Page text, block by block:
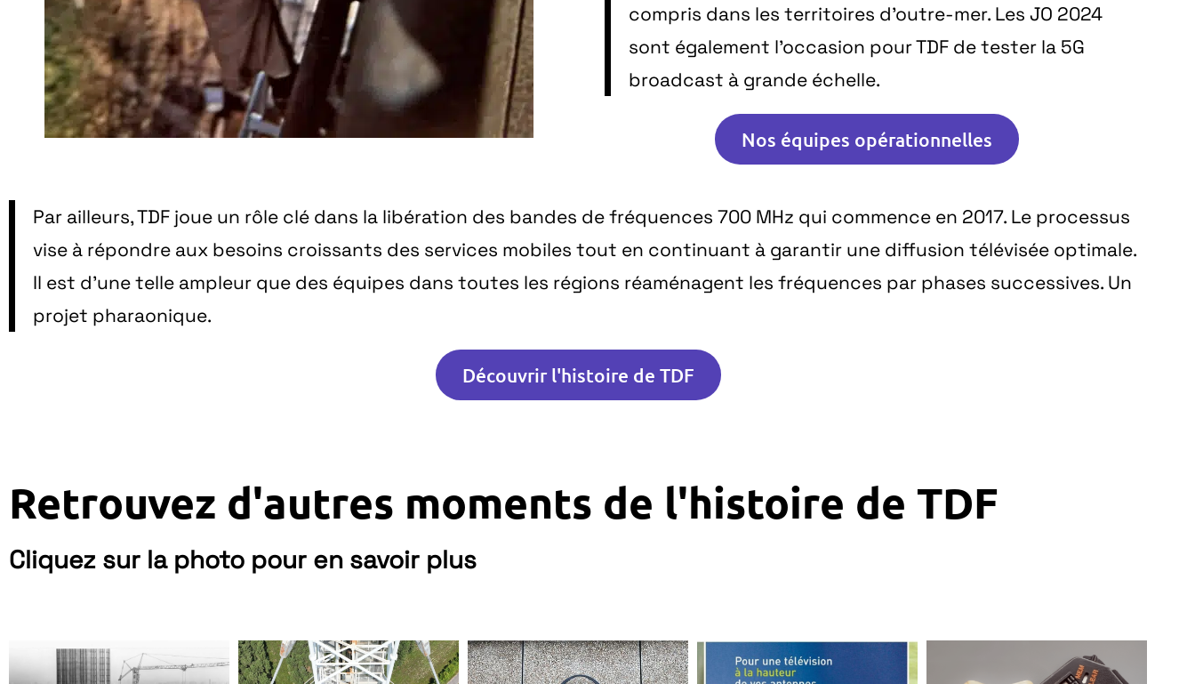
compris dans les territoires d’outre-mer. Les JO 2024
sont également l’occasion pour TDF de tester la 5G
broadcast à grande échelle.
Nos équipes opérationnelles
Par ailleurs, TDF joue un rôle clé dans la libération des bandes de fréquences 700 MHz qui commence en 2017. Le processus
vise à répondre aux besoins croissants des services mobiles tout en continuant à garantir une diffusion télévisée optimale.
Il est d’une telle ampleur que des équipes dans toutes les régions réaménagent les fréquences par phases successives. Un
projet pharaonique.
Découvrir l'histoire de TDF
Retrouvez d'autres moments de l'histoire de TDF
Cliquez sur la photo pour en savoir plus